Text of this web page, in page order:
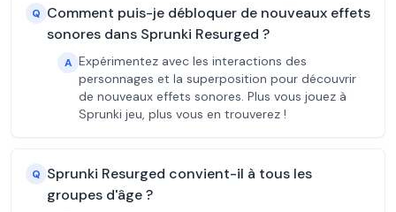
Q Comment puis-je débloquer de nouveaux effets
sonores dans Sprunki Resurged ?
A Expérimentez avec les interactions des
personnages et la superposition pour découvrir
de nouveaux effets sonores. Plus vous jouez à
Sprunki jeu, plus vous en trouverez !
Q Sprunki Resurged convient-il à tous les
groupes d'âge ?